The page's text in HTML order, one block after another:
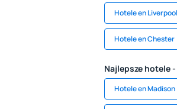
Hotele en Liverpool
Hotele en Chester
Najlepsze hotele
Hotele en Madison